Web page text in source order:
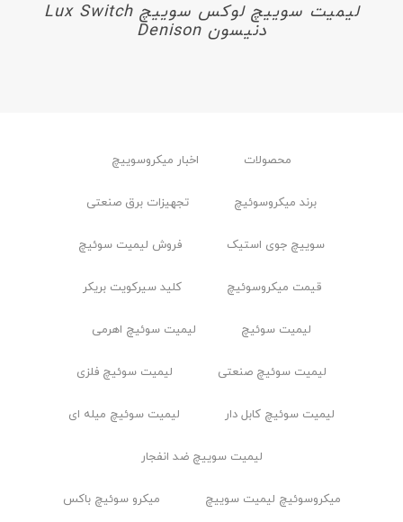
لیمیت سوییچ لوکس سوییچ Lux Switch
دنیسون Denison
محصولات اخبار ميكروسوييچ
برند میکروسوئیچ تجهیزات برق صنعتی
سوییچ جوی استیک فروش لیمیت سوئیچ
قیمت میکروسوئیچ کلید سیرکویت بریکر
لیمیت سوئیچ لیمیت سوئیچ اهرمی
لیمیت سوئیچ صنعتی لیمیت سوئیچ فلزی
لیمیت سوئیچ کابل ‌دار لیمیت سوئیچ میله ای
لیمیت سوییچ ضد انفجار
ميكروسوئيچ ليميت سوييچ میکرو سوئیچ باکس